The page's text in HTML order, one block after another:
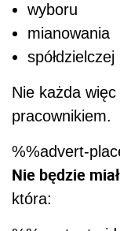
wyboru
mianowania
Nie każda
pracownikiem.
%%advert-
Nie będzie
która: